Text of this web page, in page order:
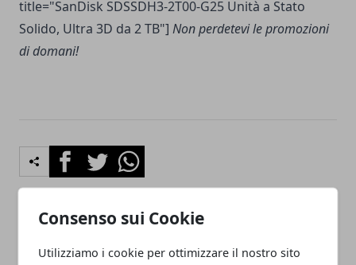
Consenso sui Cookie
Utilizziamo i cookie per ottimizzare il nostro sito
title="SanDisk SDSSDH3-2T00-G25 Unità a Stato
Solido, Ultra 3D da 2 TB"] Non perdetevi le promozioni
di domani!
FacebookTwitterWhatsapp